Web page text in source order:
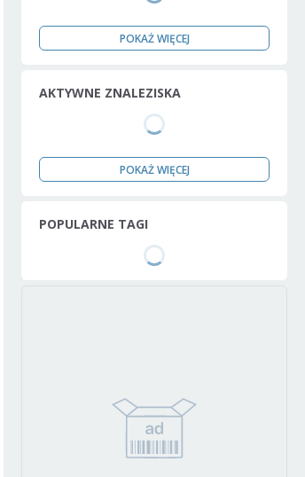
POKAŻ WIĘCEJ
AKTYWNE ZNALEZISKA
POKAŻ WIĘCEJ
POPULARNE TAGI